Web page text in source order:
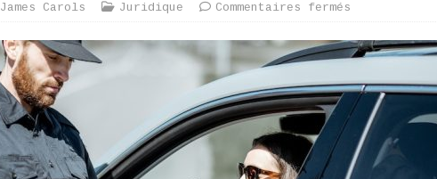
James Carols Juridique Commentaires fermés